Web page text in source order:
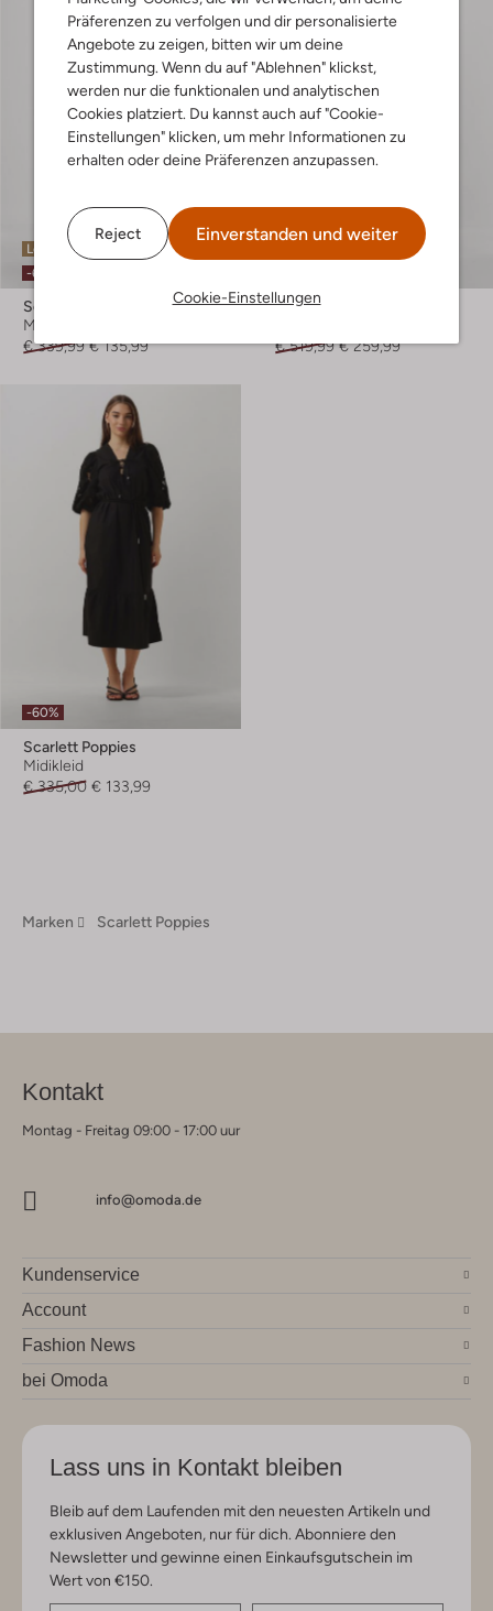
Präferenzen zu verfolgen und dir personalisierte
Angebote zu zeigen, bitten wir um deine
Zustimmung. Wenn du auf "Ablehnen" klickst,
werden nur die funktionalen und analytischen
Cookies platziert. Du kannst auch auf "Cookie-
Einstellungen" klicken, um mehr Informationen zu
erhalten oder deine Präferenzen anzupassen.
Reject Einverstanden und weiter
Cookie-Einstellungen
Letzter Artikel
-60%
Scarlett Poppies
Midikleid
€ 339,99 € 135,99
Scarlett Poppies
€ 519,99 € 259,99
-60%
Scarlett Poppies
Midikleid
€ 335,00 € 133,99
Marken Scarlett Poppies
Kontakt
Montag - Freitag 09:00 - 17:00 uur
info@omoda.de
Kundenservice
Account
Fashion News
bei Omoda
Lass uns in Kontakt bleiben
Bleib auf dem Laufenden mit den neuesten Artikeln und
exklusiven Angeboten, nur für dich. Abonniere den
Newsletter und gewinne einen Einkaufsgutschein im
Wert von €150.